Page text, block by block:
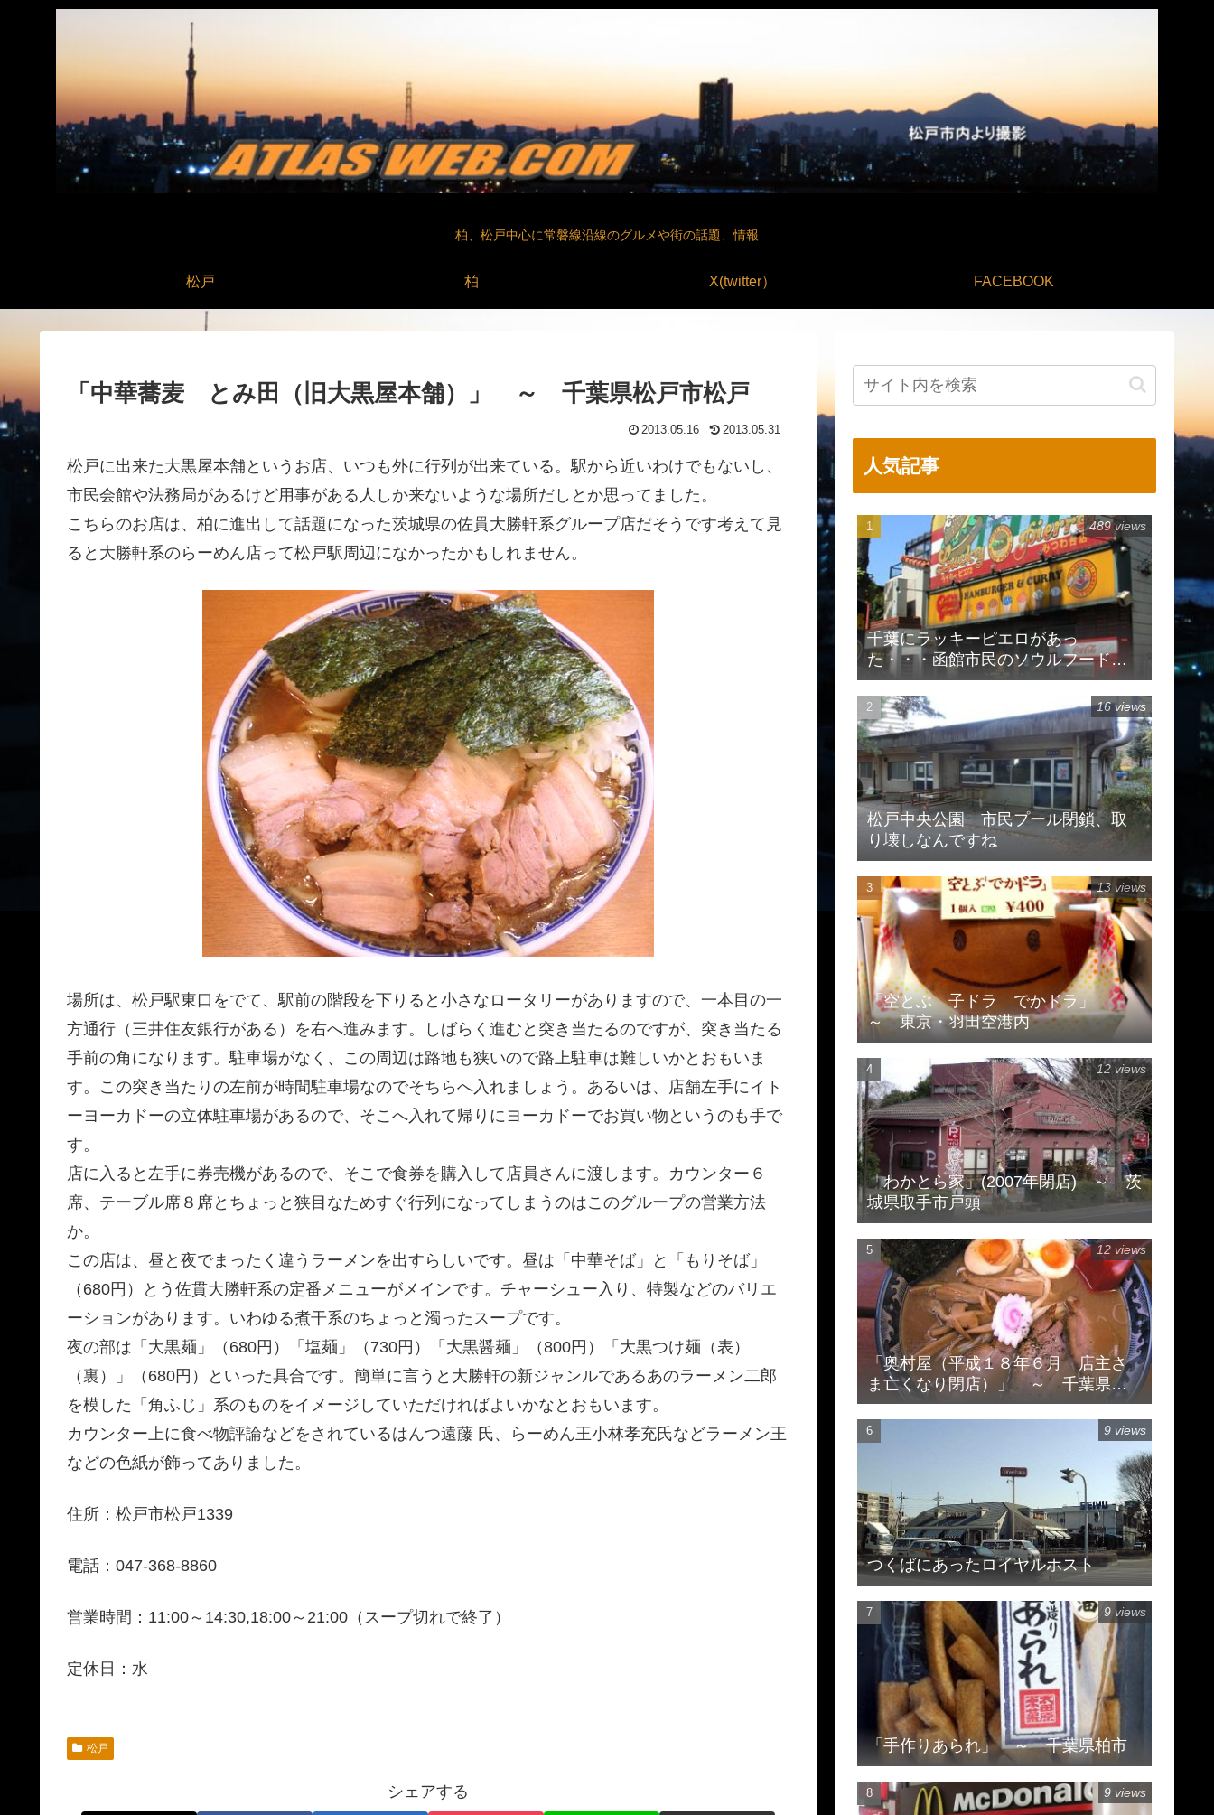
柏、松戸中心に常磐線沿線のグルメや街の話題、情報
松戸 柏 X(twitter） FACEBOOK
「中華蕎麦 とみ田（旧大黒屋本舗）」 ～ 千葉県松戸市松戸
2013.05.16 2013.05.31
松戸に出来た大黒屋本舗というお店、いつも外に行列が出来ている。駅から近いわけでもないし、
市民会館や法務局があるけど用事がある人しか来ないような場所だしとか思ってました。
こちらのお店は、柏に進出して話題になった茨城県の佐貫大勝軒系グループ店だそうです考えて見
ると大勝軒系のらーめん店って松戸駅周辺になかったかもしれません。
場所は、松戸駅東口をでて、駅前の階段を下りると小さなロータリーがありますので、一本目の一
方通行（三井住友銀行がある）を右へ進みます。しばらく進むと突き当たるのですが、突き当たる
手前の角になります。駐車場がなく、この周辺は路地も狭いので路上駐車は難しいかとおもいま
す。この突き当たりの左前が時間駐車場なのでそちらへ入れましょう。あるいは、店舗左手にイト
ーヨーカドーの立体駐車場があるので、そこへ入れて帰りにヨーカドーでお買い物というのも手で
す。
店に入ると左手に券売機があるので、そこで食券を購入して店員さんに渡します。カウンター６
席、テーブル席８席とちょっと狭目なためすぐ行列になってしまうのはこのグループの営業方法
か。
この店は、昼と夜でまったく違うラーメンを出すらしいです。昼は「中華そば」と「もりそば」
（680円）とう佐貫大勝軒系の定番メニューがメインです。チャーシュー入り、特製などのバリエ
ーションがあります。いわゆる煮干系のちょっと濁ったスープです。
夜の部は「大黒麺」（680円）「塩麺」（730円）「大黒醤麺」（800円）「大黒つけ麺（表）
（裏）」（680円）といった具合です。簡単に言うと大勝軒の新ジャンルであるあのラーメン二郎
を模した「角ふじ」系のものをイメージしていただければよいかなとおもいます。
カウンター上に食べ物評論などをされているはんつ遠藤 氏、らーめん王小林孝充氏などラーメン王
などの色紙が飾ってありました。
住所：松戸市松戸1339
電話：047-368-8860
営業時間：11:00～14:30,18:00～21:00（スープ切れで終了）
定休日：水
松戸
シェアする
人気記事
千葉にラッキーピエロがあっ
た・・・函館市民のソウルフードで
有名
489 views
松戸中央公園 市民プール閉鎖、取
り壊しなんですね
16 views
「空とぶ 子ドラ でかドラ」
～ 東京・羽田空港内
13 views
「わかとら家」(2007年閉店) ～ 茨
城県取手市戸頭
12 views
「奥村屋（平成１８年６月 店主さ
ま亡くなり閉店）」 ～ 千葉県柏
市豊住
12 views
つくばにあったロイヤルホスト
9 views
「手作りあられ」 ～ 千葉県柏市
9 views
9 views